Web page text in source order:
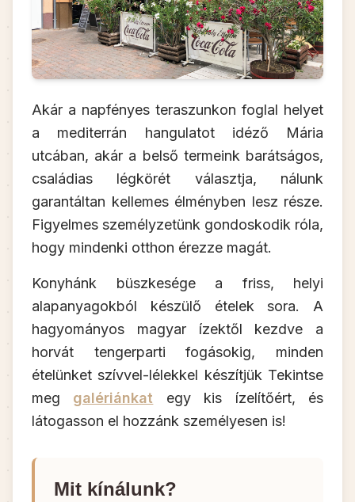
Akár a napfényes teraszunkon foglal helyet
a mediterrán hangulatot idéző Mária
utcában, akár a belső termeink barátságos,
családias légkörét választja, nálunk
garantáltan kellemes élményben lesz része.
Figyelmes személyzetünk gondoskodik róla,
hogy mindenki otthon érezze magát.
Konyhánk büszkesége a friss, helyi
alapanyagokból készülő ételek sora. A
hagyományos magyar ízektől kezdve a
horvát tengerparti fogásokig, minden
ételünket szívvel-lélekkel készítjük Tekintse
meg galériánkat egy kis ízelítőért, és
látogasson el hozzánk személyesen is!
Mit kínálunk?